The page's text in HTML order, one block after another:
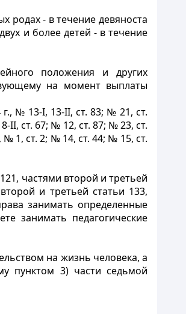
родах - в течение девяноста
и более детей - в течение
положения и других
на момент выплаты
№ 13-І, 13-II, ст. 83; № 21, ст.
II, ст. 67; № 12, ст. 87; № 23, ст.
1, ст. 2; № 14, ст. 44; № 15, ст.
частями второй и третьей
и третьей статьи 133,
занимать определенные
занимать педагогические
на жизнь человека, а
пунктом 3) части седьмой